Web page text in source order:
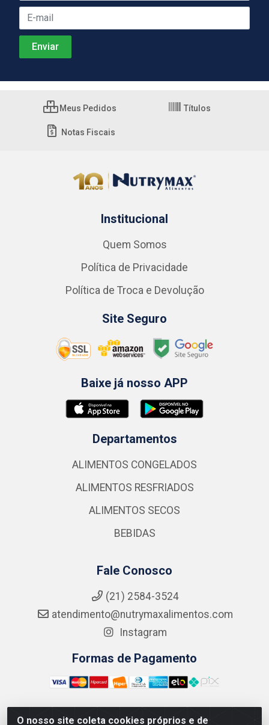
O nosso site coleta cookies próprios e de
Meus Pedidos Títulos
Notas Fiscais
Institucional
Quem Somos
Política de Privacidade
Política de Troca e Devolução
Site Seguro
Baixe já nosso APP
Departamentos
ALIMENTOS CONGELADOS
ALIMENTOS RESFRIADOS
ALIMENTOS SECOS
BEBIDAS
Fale Conosco
(21) 2584-3524
atendimento@nutrymaxalimentos.com
Instagram
Formas de Pagamento